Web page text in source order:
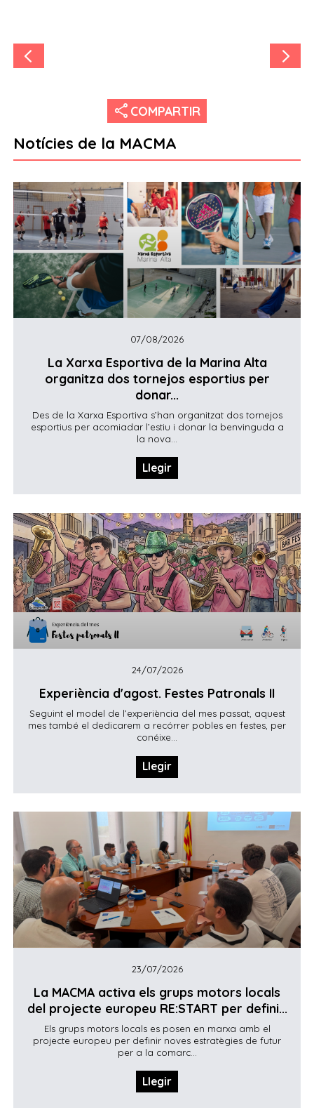
share COMPARTIR
Notícies de la MACMA
07/08/2026
La Xarxa Esportiva de la Marina Alta
organitza dos tornejos esportius per
donar...
Des de la Xarxa Esportiva s’han organitzat dos tornejos
esportius per acomiadar l’estiu i donar la benvinguda a
la nova...
Llegir
24/07/2026
Experiència d'agost. Festes Patronals II
Seguint el model de l’experiència del mes passat, aquest
mes també el dedicarem a recórrer pobles en festes, per
conéixe...
Llegir
23/07/2026
La MACMA activa els grups motors locals
del projecte europeu RE:START per defini...
Els grups motors locals es posen en marxa amb el
projecte europeu per definir noves estratègies de futur
per a la comarc...
Llegir